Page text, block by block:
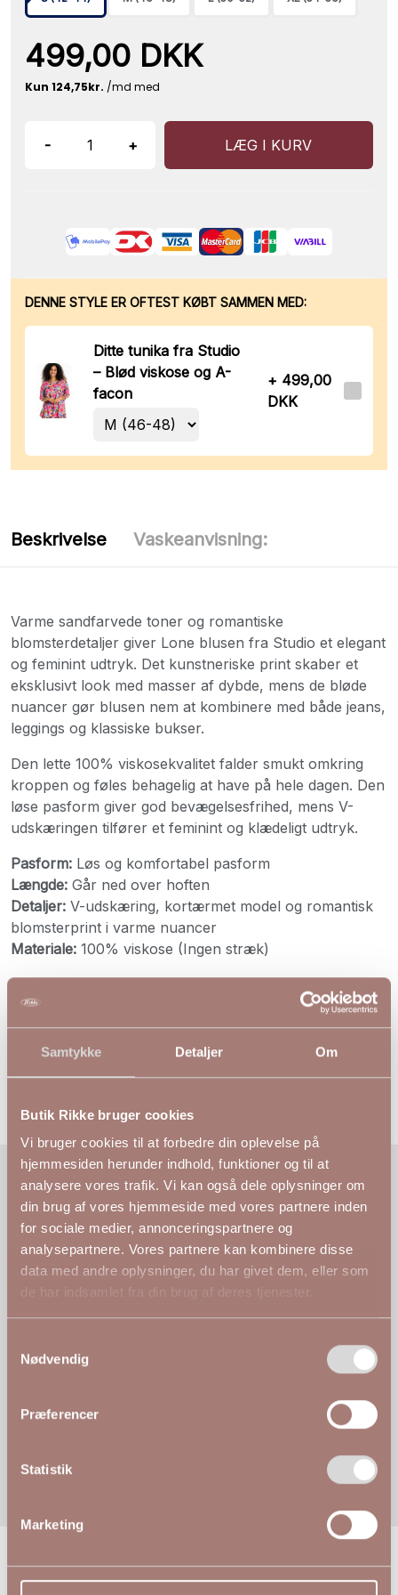
Samtykke Detaljer Om
Butik Rikke bruger cookies
Vi bruger cookies til at forbedre din oplevelse på
hjemmesiden herunder indhold, funktioner og til at
analysere vores trafik. Vi kan også dele oplysninger om
din brug af vores hjemmeside med vores partnere inden
for sociale medier, annonceringspartnere og
analysepartnere. Vores partnere kan kombinere disse
data med andre oplysninger, du har givet dem, eller som
de har indsamlet fra din brug af deres tjenester.
Nødvendig
Præferencer
Statistik
Marketing
499,00 DKK
- + LÆG I KURV
DENNE STYLE ER OFTEST KØBT SAMMEN MED:
Ditte tunika fra Studio
– Blød viskose og A-
facon
+ 499,00
DKK
Beskrivelse Vaskeanvisning:
Varme sandfarvede toner og romantiske
blomsterdetaljer giver Lone blusen fra Studio et elegant
og feminint udtryk. Det kunstneriske print skaber et
eksklusivt look med masser af dybde, mens de bløde
nuancer gør blusen nem at kombinere med både jeans,
leggings og klassiske bukser.
Den lette 100% viskosekvalitet falder smukt omkring
kroppen og føles behagelig at have på hele dagen. Den
løse pasform giver god bevægelsesfrihed, mens V-
udskæringen tilfører et feminint og klædeligt udtryk.
Pasform: Løs og komfortabel pasform
Længde: Går ned over hoften
Detaljer: V-udskæring, kortærmet model og romantisk
blomsterprint i varme nuancer
Materiale: 100% viskose (Ingen stræk)
Bryst
Hofte
130 140 150
160
Længde
74 76
Anmeldelser af
Lone bluse fra Studio med blomsterprint i sandfarvede nuancer
★★★★★
Djurdja siger...
Andre kiggede på